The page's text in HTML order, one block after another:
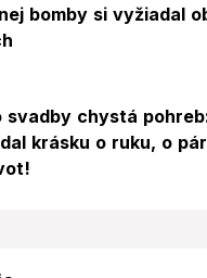
bomby si vyžiadal
svadby chystá
krásku o ruku, o